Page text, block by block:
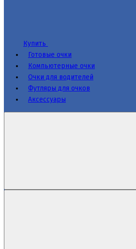
Купить
Готовые очки
Компьютерные очки
Очки для водителей
Футляры для очков
Аксессуары